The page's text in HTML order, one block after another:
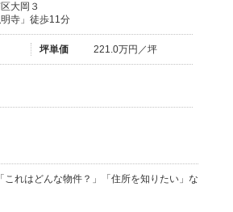
大岡３
寺」徒歩11分
坪単価 221.0万円／坪
れはどんな物件？」「住所を知りたい」な